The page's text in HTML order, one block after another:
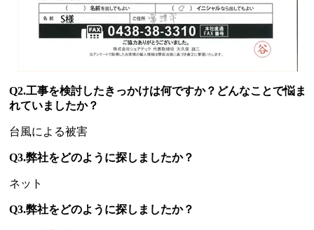
Q2.工事を検討したきっかけは何ですか？どんなことで悩ま
れていましたか？
台風による被害
Q3.弊社をどのように探しましたか？
ネット
Q3.弊社をどのように探しましたか？